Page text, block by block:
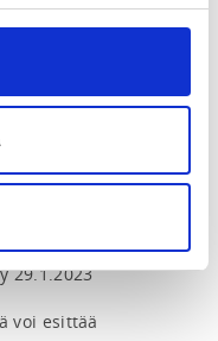
vaikuttaa,
seuraavassa
sarjaan on
mahtuu.
29.1.2023
voi esittää